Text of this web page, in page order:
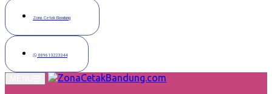
Zona Cetak Bandung
089613223344